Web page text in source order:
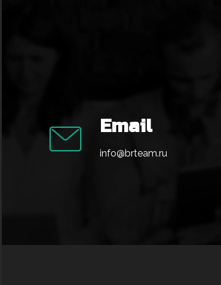
Email
info@brteam.ru